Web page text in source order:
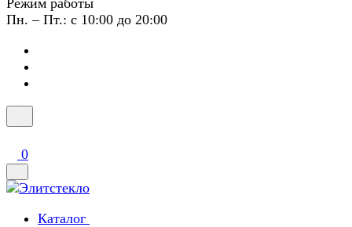
Режим работы
Пн. – Пт.: с 10:00 до 20:00
0
Каталог